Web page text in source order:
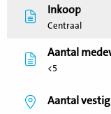
Inkoop
Centraal
Aantal
<5
Aantal